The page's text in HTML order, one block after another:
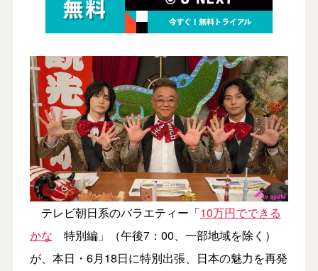
テレビ朝日系のバラエティー「10万円でできる
かな 特別編」（午後7：00、一部地域を除く）
が、本日・6月18日に特別出張、日本の魅力を再発